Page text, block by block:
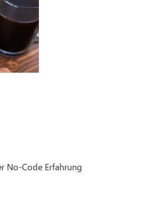
No-Code Erfahrung